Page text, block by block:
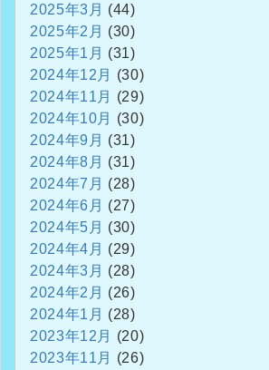
2025年3月 (44)
2025年2月 (30)
2025年1月 (31)
2024年12月
(30)
2024年11月
(29)
2024年10月
(30)
2024年9月 (31)
2024年8月 (31)
2024年7月 (28)
2024年6月 (27)
2024年5月 (30)
2024年4月 (29)
2024年3月 (28)
2024年2月 (26)
2024年1月 (28)
2023年12月
(20)
2023年11月
(26)